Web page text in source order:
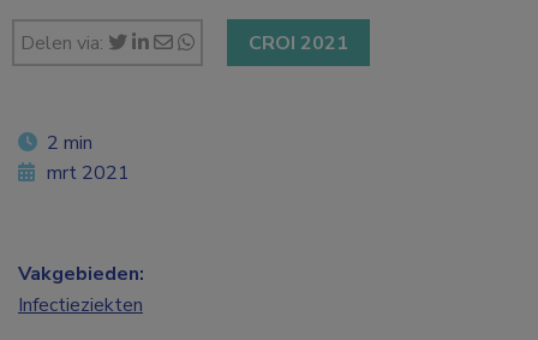
Delen via: CROI 2021
2 min
mrt 2021
Vakgebieden:
Infectieziekten